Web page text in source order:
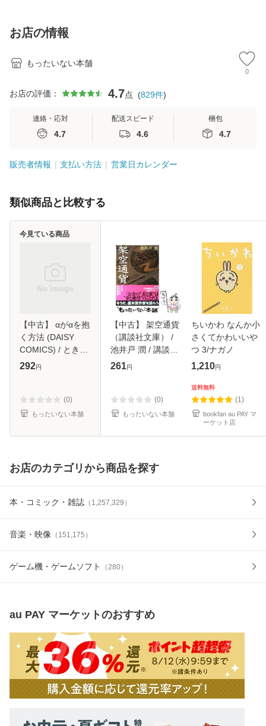
恵 藤本幸三 / 南江
堂 [単行
お店の情報
もったいない本舗
0
お店の評価： 4.7点 (829件)
連絡・応対
4.7
配送スピード
4.6
梱包
4.7
販売者情報 支払い方法 営業日カレンダー
類似商品と比較する
【中古】 αがαを抱
く方法 (DAISY
COMICS) / ときし
ば / 英和出版社 [コ
292円
(0)
もったいない本舗
今見ている商品
【中古】 架空通貨
（講談社文庫） /
池井戸 潤 / 講談社
[文庫]【メール便送
261円
(0)
もったいない本舗
ちいかわ なんか小
さくてかわいいや
つ 3/ナガノ
1,210円
送料無料
(1)
bookfan au PAY マ
ーケット店
お店のカテゴリから商品を探す
本・コミック・雑誌 （ 1,257,329 ）
音楽・映像 （ 151,175 ）
ゲーム機・ゲームソフト （280）
au PAY マーケットのおすすめ